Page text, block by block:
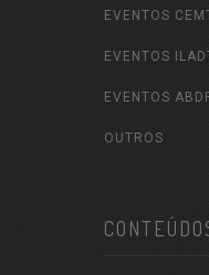
EVENTOS
EVENTOS
EVENTOS
OUTROS